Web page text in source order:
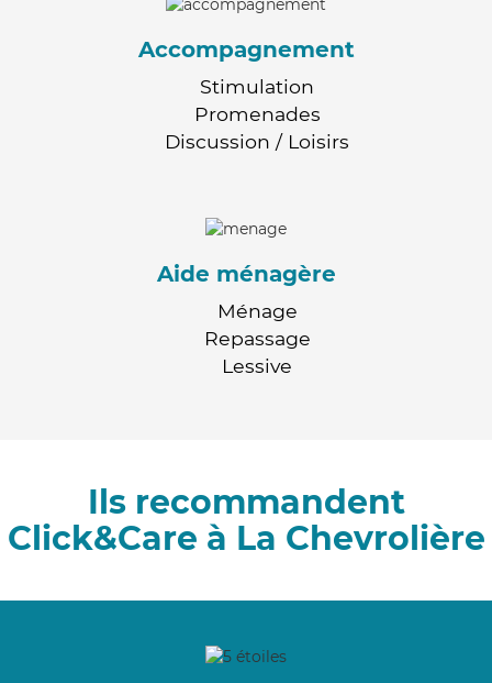
Accompagnement
Stimulation
Promenades
Discussion / Loisirs
Aide ménagère
Ménage
Repassage
Lessive
Ils recommandent
Click&Care à La Chevrolière